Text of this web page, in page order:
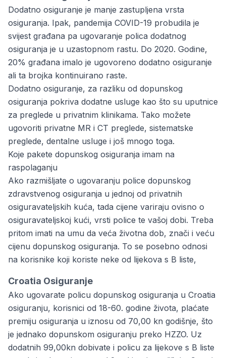
Dodatno osiguranje je manje zastupljena vrsta
osiguranja. Ipak, pandemija COVID-19 probudila je
svijest građana pa ugovaranje polica dodatnog
osiguranja je u uzastopnom rastu. Do 2020. Godine,
20% građana imalo je ugovoreno dodatno osiguranje
ali ta brojka kontinuirano raste.
Dodatno osiguranje, za razliku od dopunskog
osiguranja pokriva dodatne usluge kao što su uputnice
za preglede u privatnim klinikama. Tako možete
ugovoriti privatne MR i CT preglede, sistematske
preglede, dentalne usluge i još mnogo toga.
Koje pakete dopunskog osiguranja imam na
raspolaganju
Ako razmišljate o ugovaranju police dopunskog
zdravstvenog osiguranja u jednoj od privatnih
osiguravateljskih kuća, tada cijene variraju ovisno o
osiguravateljskoj kući, vrsti police te vašoj dobi. Treba
pritom imati na umu da veća životna dob, znači i veću
cijenu dopunskog osiguranja. To se posebno odnosi
na korisnike koji koriste neke od lijekova s B liste,
Croatia Osiguranje
Ako ugovarate policu dopunskog osiguranja u Croatia
osiguranju, korisnici od 18-60. godine života, plaćate
premiju osiguranja u iznosu od 70,00 kn godišnje, što
je jednako dopunskom osiguranju preko HZZO. Uz
dodatnih 99,00kn dobivate i policu za lijekove s B liste